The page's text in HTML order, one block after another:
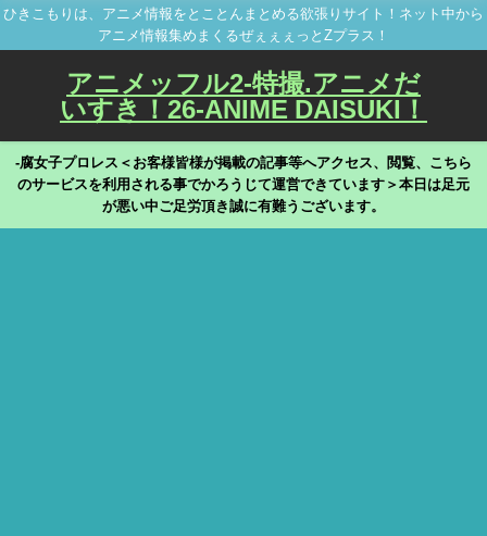
ひきこもりは、アニメ情報をとことんまとめる欲張りサイト！ネット中から
アニメ情報集めまくるぜぇぇぇっとZプラス！
アニメッフル2-特撮.アニメだ
いすき！26-ANIME DAISUKI！
-腐女子プロレス＜お客様皆様が掲載の記事等へアクセス、閲覧、こちら
のサービスを利用される事でかろうじて運営できています＞本日は足元
が悪い中ご足労頂き誠に有難うございます。